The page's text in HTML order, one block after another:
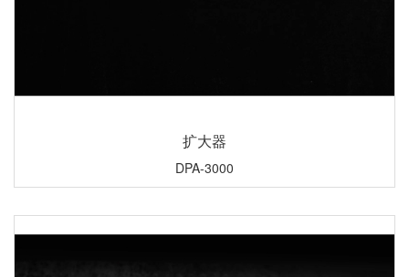
扩大器
DPA-3000